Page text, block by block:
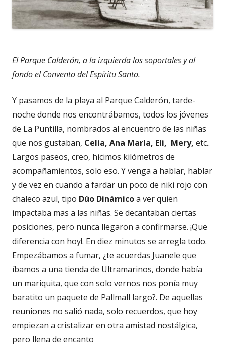
El Parque Calderón, a la izquierda los soportales y al
fondo el Convento del Espíritu Santo.
Y pasamos de la playa al Parque Calderón, tarde-
noche donde nos encontrábamos, todos los jóvenes
de La Puntilla, nombrados al encuentro de las niñas
que nos gustaban, Celia, Ana María, Eli, Mery, etc..
Largos paseos, creo, hicimos kilómetros de
acompañamientos, solo eso. Y venga a hablar, hablar
y de vez en cuando a fardar un poco de niki rojo con
chaleco azul, tipo Dúo Dinámicoa ver quien
impactaba mas a las niñas. Se decantaban ciertas
posiciones, pero nunca llegaron a confirmarse. ¡Que
diferencia con hoy!. En diez minutos se arregla todo.
Empezábamos a fumar, ¿te acuerdas Juanele que
íbamos a una tienda de Ultramarinos, donde había
un mariquita, que con solo vernos nos ponía muy
baratito un paquete de Pallmall largo?. De aquellas
reuniones no salió nada, solo recuerdos, que hoy
empiezan a cristalizar en otra amistad nostálgica,
pero llena de encanto